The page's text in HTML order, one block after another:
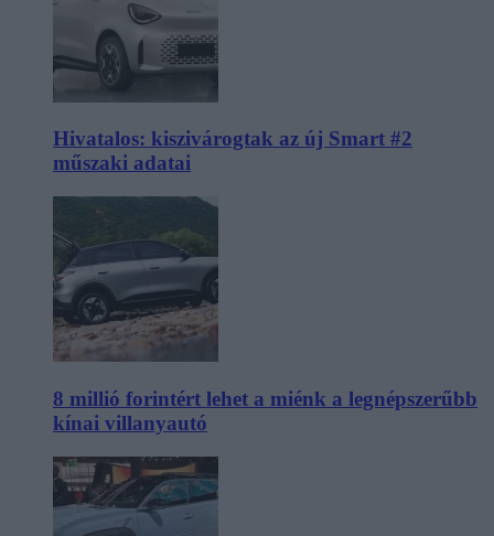
Hivatalos: kiszivárogtak az új Smart #2
műszaki adatai
8 millió forintért lehet a miénk a legnépszerűbb
kínai villanyautó